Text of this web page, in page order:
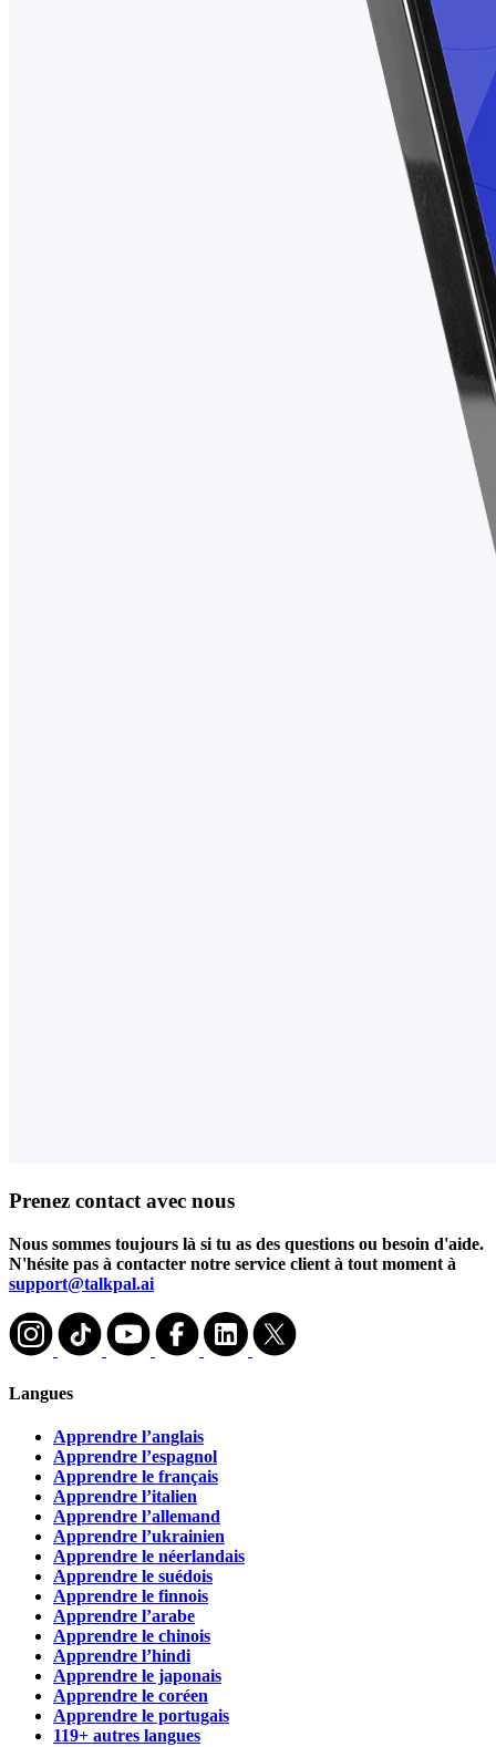
Prenez contact avec nous
Nous sommes toujours là si tu as des questions ou besoin d'aide.
N'hésite pas à contacter notre service client à tout moment à
support@talkpal.ai
Langues
Apprendre l’anglais
Apprendre l’espagnol
Apprendre le français
Apprendre l’italien
Apprendre l’allemand
Apprendre l’ukrainien
Apprendre le néerlandais
Apprendre le suédois
Apprendre le finnois
Apprendre l’arabe
Apprendre le chinois
Apprendre l’hindi
Apprendre le japonais
Apprendre le coréen
Apprendre le portugais
119+ autres langues